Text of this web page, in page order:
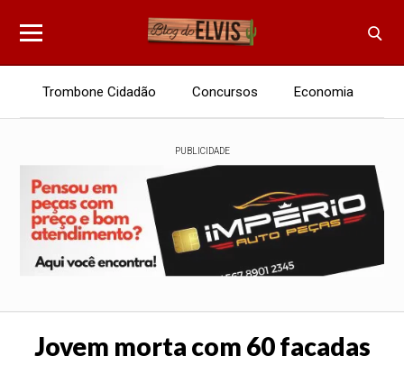
Trombone Cidadão Concursos Economia
PUBLICIDADE
Jovem morta com 60 facadas